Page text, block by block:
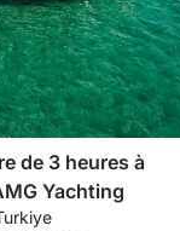
de 3 heures à
Yachting